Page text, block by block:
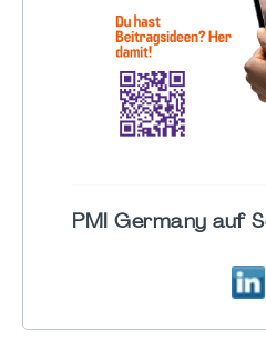
PMI Germany auf